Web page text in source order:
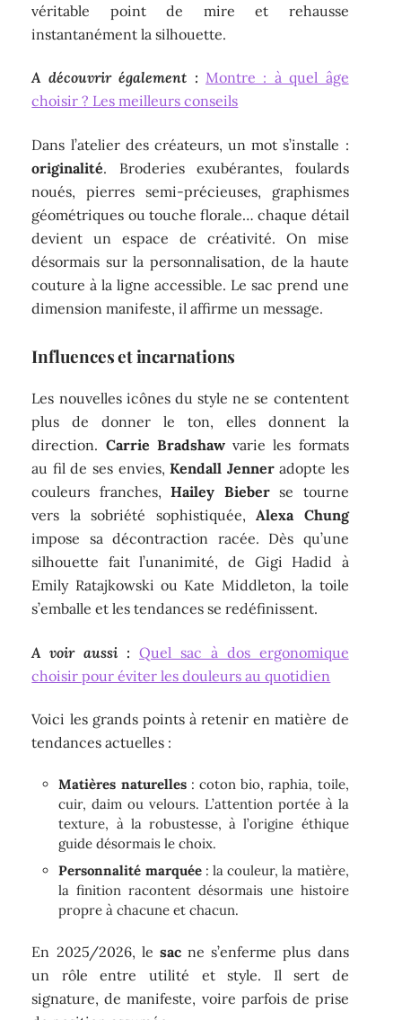
véritable point de mire et rehausse
instantanément la silhouette.
A découvrir également : Montre : à quel âge
choisir ? Les meilleurs conseils
Dans l’atelier des créateurs, un mot s’installe :
originalité. Broderies exubérantes, foulards
noués, pierres semi-précieuses, graphismes
géométriques ou touche florale… chaque détail
devient un espace de créativité. On mise
désormais sur la personnalisation, de la haute
couture à la ligne accessible. Le sac prend une
dimension manifeste, il affirme un message.
Influences et incarnations
Les nouvelles icônes du style ne se contentent
plus de donner le ton, elles donnent la
direction. Carrie Bradshawvarie les formats
au fil de ses envies,Kendall Jenneradopte les
couleurs franches,Hailey Bieberse tourne
vers la sobriété sophistiquée,Alexa Chung
impose sa décontraction racée. Dès qu’une
silhouette fait l’unanimité, de Gigi Hadid à
Emily Ratajkowski ou Kate Middleton, la toile
s’emballe et les tendances se redéfinissent.
A voir aussi : Quel sac à dos ergonomique
choisir pour éviter les douleurs au quotidien
Voici les grands points à retenir en matière de
tendances actuelles :
Matières naturelles: coton bio, raphia, toile,
cuir, daim ou velours. L’attention portée à la
texture, à la robustesse, à l’origine éthique
guide désormais le choix.
Personnalité marquée: la couleur, la matière,
la finition racontent désormais une histoire
propre à chacune et chacun.
En 2025/2026, le sacne s’enferme plus dans
un rôle entre utilité et style. Il sert de
signature, de manifeste, voire parfois de prise